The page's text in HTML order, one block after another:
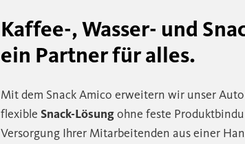
Kaffee-, Wasser- und
ein Partner für alles.
Mit dem Snack Amico erweitern wir unser
flexible Snack-Lösungohne feste
Versorgung Ihrer Mitarbeitenden aus einer